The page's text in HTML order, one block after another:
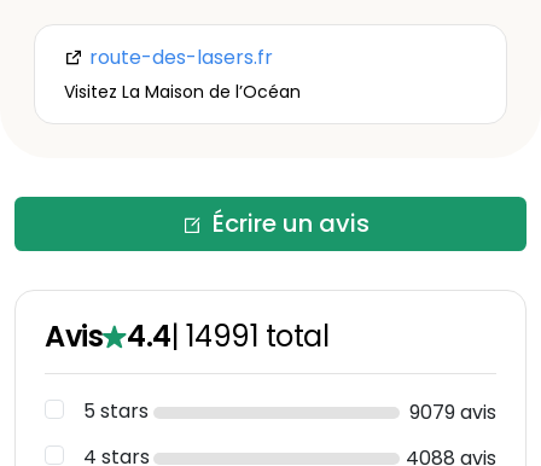
route-des-lasers.fr
Visitez La Maison de l’Océan
Écrire un avis
Avis 4.4| 14991 total
5 stars
9079 avis
4 stars
4088 avis